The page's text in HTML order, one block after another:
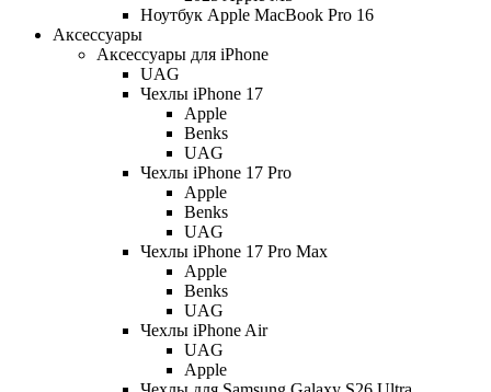
Ноутбук Apple MacBook Pro 16
Аксессуары
Аксессуары для iPhone
UAG
Чехлы iPhone 17
Apple
Benks
UAG
Чехлы iPhone 17 Pro
Apple
Benks
UAG
Чехлы iPhone 17 Pro Max
Apple
Benks
UAG
Чехлы iPhone Air
UAG
Apple